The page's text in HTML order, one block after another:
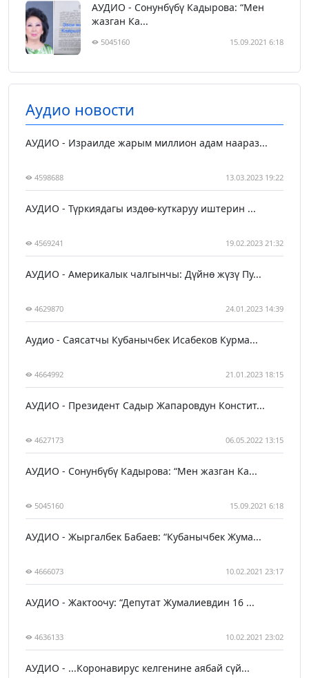
АУДИО - Сонунбүбү Кадырова: “Мен
жазган Ка...
5045160 15.09.2021 6:18
Аудио новости
АУДИО - Израилде жарым миллион адам наараз...
4598688 13.03.2023 19:22
АУДИО - Түркиядагы издөө-куткаруу иштерин ...
4569241 19.02.2023 21:32
АУДИО - Америкалык чалгынчы: Дүйнө жүзү Пу...
4629870 24.01.2023 14:39
Аудио - Саясатчы Кубанычбек Исабеков Курма...
4664992 21.01.2023 18:15
АУДИО - Президент Садыр Жапаровдун Констит...
4627173 06.05.2022 13:15
АУДИО - Сонунбүбү Кадырова: “Мен жазган Ка...
5045160 15.09.2021 6:18
АУДИО - Жыргалбек Бабаев: “Кубанычбек Жума...
4666073 10.02.2021 23:17
АУДИО - Жактоочу: “Депутат Жумалиевдин 16 ...
4636133 10.02.2021 23:02
АУДИО - ...Коронавирус келгенине аябай сүй...